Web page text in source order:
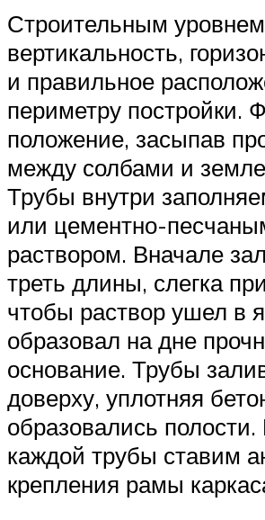
Строительным
вертикальность,
и правильное
периметру постройки.
положение, засыпав
между солбами и
Трубы внутри
или цементно-
раствором. Вначале
треть длины, слегка
чтобы раствор ушел в
образовал на дне
основание. Трубы
доверху, уплотняя
образовались
каждой трубы ставим
крепления рамы